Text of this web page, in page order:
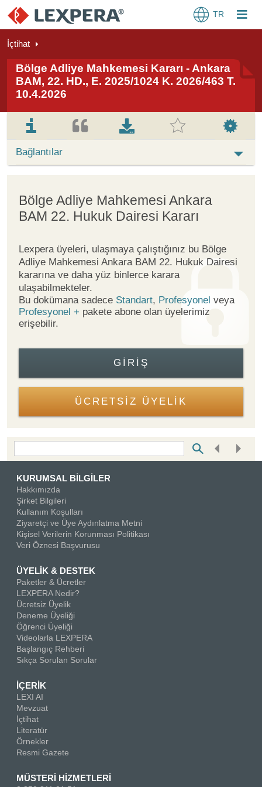
TR
İçtihat
Bölge Adliye Mahkemesi Kararı - Ankara
BAM, 22. HD., E. 2025/1024 K. 2026/463 T.
10.4.2026
Bağlantılar
Bölge Adliye Mahkemesi Ankara
BAM 22. Hukuk Dairesi Kararı
Lexpera üyeleri, ulaşmaya çalıştığınız bu Bölge
Adliye Mahkemesi Ankara BAM 22. Hukuk Dairesi
kararına ve daha yüz binlerce karara
ulaşabilmekteler.
Bu dokümana sadece Standart, Profesyonel veya
Profesyonel + pakete abone olan üyelerimiz
erişebilir.
GIRIŞ
ÜCRETSİZ ÜYELİK
KURUMSAL BİLGİLER
Hakkımızda
Şirket Bilgileri
Kullanım Koşulları
Ziyaretçi ve Üye Aydınlatma Metni
Kişisel Verilerin Korunması Politikası
Veri Öznesi Başvurusu
ÜYELİK & DESTEK
Paketler & Ücretler
LEXPERA Nedir?
Ücretsiz Üyelik
Deneme Üyeliği
Öğrenci Üyeliği
Videolarla LEXPERA
Başlangıç Rehberi
Sıkça Sorulan Sorular
İÇERİK
LEXI AI
Mevzuat
İçtihat
Literatür
Örnekler
Resmi Gazete
MÜSTERİ HİZMETLERİ